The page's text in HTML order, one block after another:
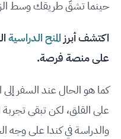
حينما تشقّ طريقك وسط
اكتشف أبرز المنح الدراسية
على منصة فرصة.
كما هو الحال عند السفر إلى
على القلق، لكن تبقى
والدراسة في كندا على وجه